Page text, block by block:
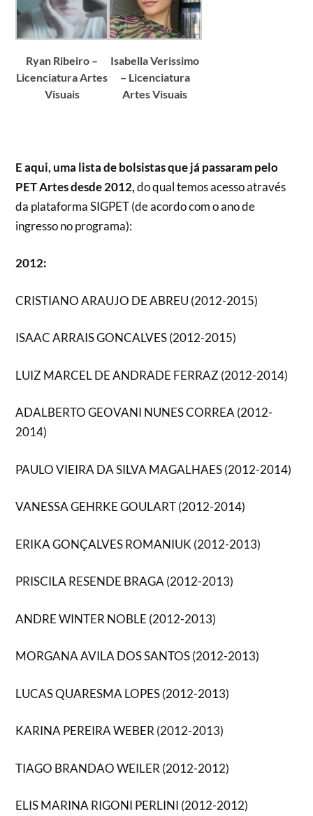
Ryan Ribeiro –
Licenciatura Artes
Visuais
Isabella Verissimo
– Licenciatura
Artes Visuais
E aqui, uma lista de bolsistas que já passaram pelo
PET Artes desde 2012,do qual temos acesso através
da plataforma SIGPET (de acordo com o ano de
ingresso no programa):
2012:
CRISTIANO ARAUJO DE ABREU (2012-2015)
ISAAC ARRAIS GONCALVES (2012-2015)
LUIZ MARCEL DE ANDRADE FERRAZ (2012-2014)
ADALBERTO GEOVANI NUNES CORREA (2012-
2014)
PAULO VIEIRA DA SILVA MAGALHAES (2012-2014)
VANESSA GEHRKE GOULART (2012-2014)
ERIKA GONÇALVES ROMANIUK (2012-2013)
PRISCILA RESENDE BRAGA (2012-2013)
ANDRE WINTER NOBLE (2012-2013)
MORGANA AVILA DOS SANTOS (2012-2013)
LUCAS QUARESMA LOPES (2012-2013)
KARINA PEREIRA WEBER (2012-2013)
TIAGO BRANDAO WEILER (2012-2012)
ELIS MARINA RIGONI PERLINI (2012-2012)